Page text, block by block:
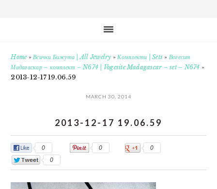
Home»Всички Бижута | All Jewelry »Комплекти | Sets » Вогесит
Мадагаскар – комплект – N674 | Vogesite Madagascar – set – N674 »
2013-12-17 19.06.59
MARCH 30, 2014
2013-12-17 19.06.59
0 0
0
0